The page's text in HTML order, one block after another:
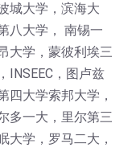
城大学，滨海大
八大学， 南锡一
大学，蒙彼利埃三
INSEEC，图卢兹
四大学索邦大学，
多一大，里尔第三
大学，罗马二大，